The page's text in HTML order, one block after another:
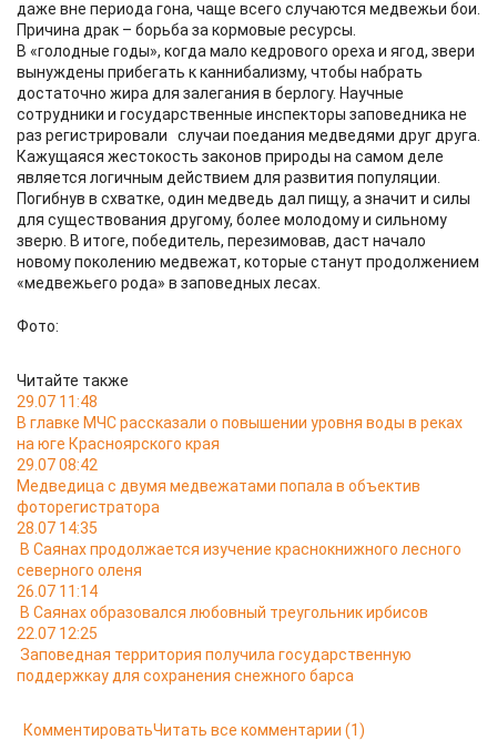
даже вне периода гона, чаще всего случаются медвежьи бои.
Причина драк – борьба за кормовые ресурсы.
В «голодные годы», когда мало кедрового ореха и ягод, звери
вынуждены прибегать к каннибализму, чтобы набрать
достаточно жира для залегания в берлогу. Научные
сотрудники и государственные инспекторы заповедника не
раз регистрировали случаи поедания медведями друг друга.
Кажущаяся жестокость законов природы на самом деле
является логичным действием для развития популяции.
Погибнув в схватке, один медведь дал пищу, а значит и силы
для существования другому, более молодому и сильному
зверю. В итоге, победитель, перезимовав, даст начало
новому поколению медвежат, которые станут продолжением
«медвежьего рода» в заповедных лесах.
Фото:
Читайте также
29.07 11:48
В главке МЧС рассказали о повышении уровня воды в реках
на юге Красноярского края
29.07 08:42
Медведица с двумя медвежатами попала в объектив
фоторегистратора
28.07 14:35
В Саянах продолжается изучение краснокнижного лесного
северного оленя
26.07 11:14
В Саянах образовался любовный треугольник ирбисов
22.07 12:25
Заповедная территория получила государственную
поддержкау для сохранения снежного барса
КомментироватьЧитать все комментарии (1)